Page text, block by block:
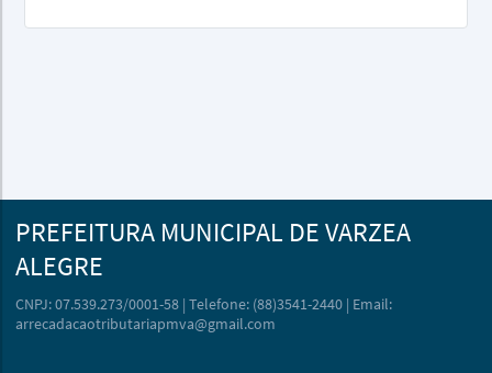
PREFEITURA MUNICIPAL DE VARZEA
ALEGRE
CNPJ: 07.539.273/0001-58 | Telefone: (88)3541-2440 | Email:
arrecadacaotributariapmva@gmail.com